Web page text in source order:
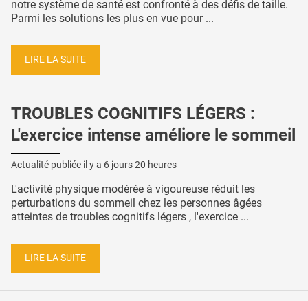
notre système de santé est confronté à des défis de taille.
Parmi les solutions les plus en vue pour ...
LIRE LA SUITE
TROUBLES COGNITIFS LÉGERS :
L'exercice intense améliore le sommeil
Actualité publiée il y a 6 jours 20 heures
L'activité physique modérée à vigoureuse réduit les
perturbations du sommeil chez les personnes âgées
atteintes de troubles cognitifs légers , l'exercice ...
LIRE LA SUITE